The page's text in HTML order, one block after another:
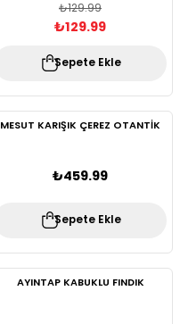
₺129.99
₺129.99
Sepete Ekle
MESUT KARIŞIK ÇEREZ OTANTİK
₺459.99
Sepete Ekle
AYINTAP KABUKLU FINDIK